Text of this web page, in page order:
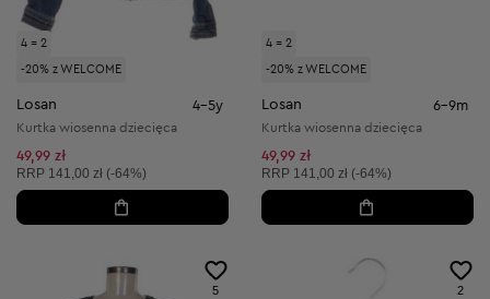
4 = 2
-20% z WELCOME
Losan 4-5y
Kurtka wiosenna dziecięca
49,99 zł
Cena sugerowana:
RRP 141,00 zł (-64%)
4 = 2
-20% z WELCOME
Losan 6-9m
Kurtka wiosenna dziecięca
49,99 zł
Cena sugerowana:
RRP 141,00 zł (-64%)
5 2